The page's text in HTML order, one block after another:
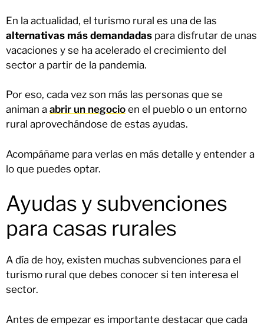
En la actualidad, el turismo rural es una de las
alternativas más demandadas para disfrutar de unas
vacaciones y se ha acelerado el crecimiento del
sector a partir de la pandemia.
Por eso, cada vez son más las personas que se
animan a abrir un negocio en el pueblo o un entorno
rural aprovechándose de estas ayudas.
Acompáñame para verlas en más detalle y entender a
lo que puedes optar.
Ayudas y subvenciones
para casas rurales
A día de hoy, existen muchas subvenciones para el
turismo rural que debes conocer si ten interesa el
sector.
Antes de empezar es importante destacar que cada